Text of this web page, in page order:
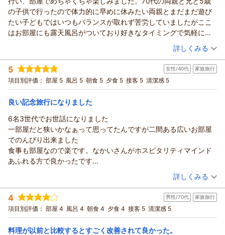
（返信日：2026/06/18）
おりましたら幸いです。
また福井・あわら方面へお越しの際には、ぜひ皆様で政竜閣へ
お立ち寄りくださいませ。
またのご来館を、スタッフ一同心よりお待ち申し上げておりま
（返信日：2026/06/18）
このたびはご家族旅行で政竜閣にご宿泊いただき、誠にありが
とうございました。
また、「気遣いが素晴らしい」との大変嬉しいお言葉を頂戴
し、スタッフ一同とても励みになっております。
ご夕食・ご朝食ともにお楽しみいただけたようで何よりでござ
います。特に朝ごはんを美味しく感じていただけたとのお声、
思わずこちらも笑顔になりました。旅先での朝食は、いつも以
上にほっとする時間になりますね。
一方で、露天風呂の外に虫が多く浮いていたとのこと、ご不快
な思いをおかけし申し訳ございませんでした。自然に囲まれた
います。当館でも営業中に随時点検・清掃を行っております
が、今後も点検のタイミングや清掃方法を工夫し、少しでも快
適にご利用いただけるよう努めてまいります。
それでも「全体的には満足」とのお言葉をいただけたこと、心
よりありがたく感じております。今回ご利用いただいた政竜プ
ランは、日本海の幸を中心にしたお部屋食の会席をゆっくりお
ただいております。
また機会がございましたら、ぜひ皆様でゆっくりと温泉とお食
事を楽しみにお越しくださいませ。
またのご来館を、スタッフ一同心よりお待ち申し上げておりま
の子供で行ったので体力的に早めに休みたい両親とまだまだ遊び
たい子どもではいつもバランスが取れず苦労していましたがここ
はお部屋にも露天風呂がついており好きなタイミングで気軽に入
れますし、部屋内なのでカラオケ、卓球で子供を遊ばせてマッサ
ージチェアで体をほぐしたりとめちゃくちゃくつろぎました。食
事も朝/夕ともに部屋食なので全然ストレスがありませんでした！
椅子がリビングに一つしかなく足の悪い両親が取り合いをしてい
たのでもう一つ椅子があってもよかったなぁと感じました。お部
小さい虫がたくさん浮いており網ですくっても取りきれず諦めた
ことが少し残念でした。ホテルの方々は皆さん親切で丁寧に対応
していただき満足です。一年で3～4回旅行で旅館を利用しますが
荷物を部屋まで運んでいただいたのは久々でとても助かりまし
た。
食事も魚介が新鮮でとても美味しかったですしお肉の鉄板焼きも
全体的にめちゃくちゃ満足しました！おすすめです！
（投稿日：2026/05/02）
宿泊時期： 2026年04月宿泊 (子連れ旅行)
投稿者： むぅむぅさん
宿泊プラン： 【部屋食でのんびり♪】若狭牛ステーキ・のどぐろ塩焼き・地
魚お造り付き★福井のうまいもん満喫じゃプラン
和洋室
朝・夕
朝/部屋出し
朝/個室利用 夕/部屋出し
あわら温泉 政竜閣からの返信
このたびはご家族皆様で政竜閣にご宿泊いただき、誠にありが
とうございました。
また、心温まるご感想をたくさんお寄せいただき、重ねて御礼
お部屋のカラオケや卓球を、チェックイン後からめいっぱいお
楽しみいただけたとのこと、大変嬉しく拝見いたしました。
70代のご両親様、お兄様、そして5歳のお子様とのご旅行で、
皆様それぞれのペースでお過ごしいただけたようで何よりでご
ざいます。お部屋に露天風呂があり、カラオケや卓球、マッサ
詳しくみる
5 女性/40代 家族旅行
項目別評価： 部屋 5 風呂 5 朝食 5 夕食 5 接客 5 清潔感 5
良い記念旅行になりました
6名3世代でお世話になりました
一部屋だと狭いかなぁって思ってたんですが二間ある広いお部屋
でのんびり出来ました
食事も部屋なので楽です。なかいさんがホスピタリティマインド
あふれる方で良かったです
ホテルの設備は古いかもしれませんが、清掃もしっかりされてま
玄関で靴を脱いで預けるタイプは久しぶりで新鮮でした
（投稿日：2026/04/21）
宿泊時期： 2026年04月宿泊 (家族旅行)
投稿者： あられさん
宿泊プラン： ■湯の華じゃプラン◆お値打ちお手頃プラン！人気です♪部屋
食カップルファミリービジネスにネット接続無料
和室
朝・夕
朝/部屋出し
夕/部屋出し
詳しくみる
4 男性/70代 家族旅行
項目別評価： 部屋 4 風呂 4 朝食 4 夕食 4 接客 5 清潔感 5
料理が以前と比較するとすごく改善されて良かった。